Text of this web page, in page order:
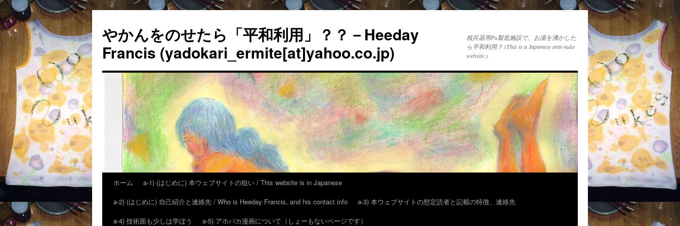
やかんをのせたら「平和利用」？？－Heeday
Francis (yadokari_ermite[at]yahoo.co.jp)
核兵器用Pu製造施設で、お湯を沸かした
ら平和利用？ (This is a Japanese anti-nuke
website.)
ホーム
a-1) (はじめに) 本ウェブサイトの狙い / This website is in Japanese
a-2) (はじめに) 自己紹介と連絡先 / Who is Heeday Francis, and his contact info
a-3) 本ウェブサイトの想定読者と記載の特徴、連絡先
a-4) 技術面も少しは学ぼう
a-5) アホバカ漫画について（しょーもないページです）